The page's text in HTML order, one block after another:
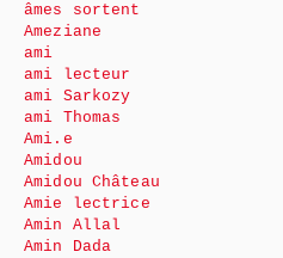
âmes sortent
Ameziane
ami
ami lecteur
ami Sarkozy
ami Thomas
Ami.e
Amidou
Amidou Château
Amie lectrice
Amin Allal
Amin Dada